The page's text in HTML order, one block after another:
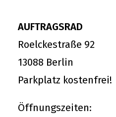
AUFTRAGSRAD
Roelckestraße 92
13088 Berlin
Parkplatz kostenfrei!
Öffnungszeiten: